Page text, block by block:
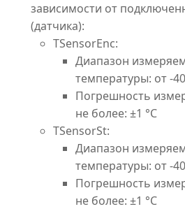
зависимости от
(датчика):
TSensorEnc:
Диапазон
температуры: от -
Погрешность
не более: ±1 °С
TSensorSt:
Диапазон
температуры: от -
Погрешность
не более: ±1 °С